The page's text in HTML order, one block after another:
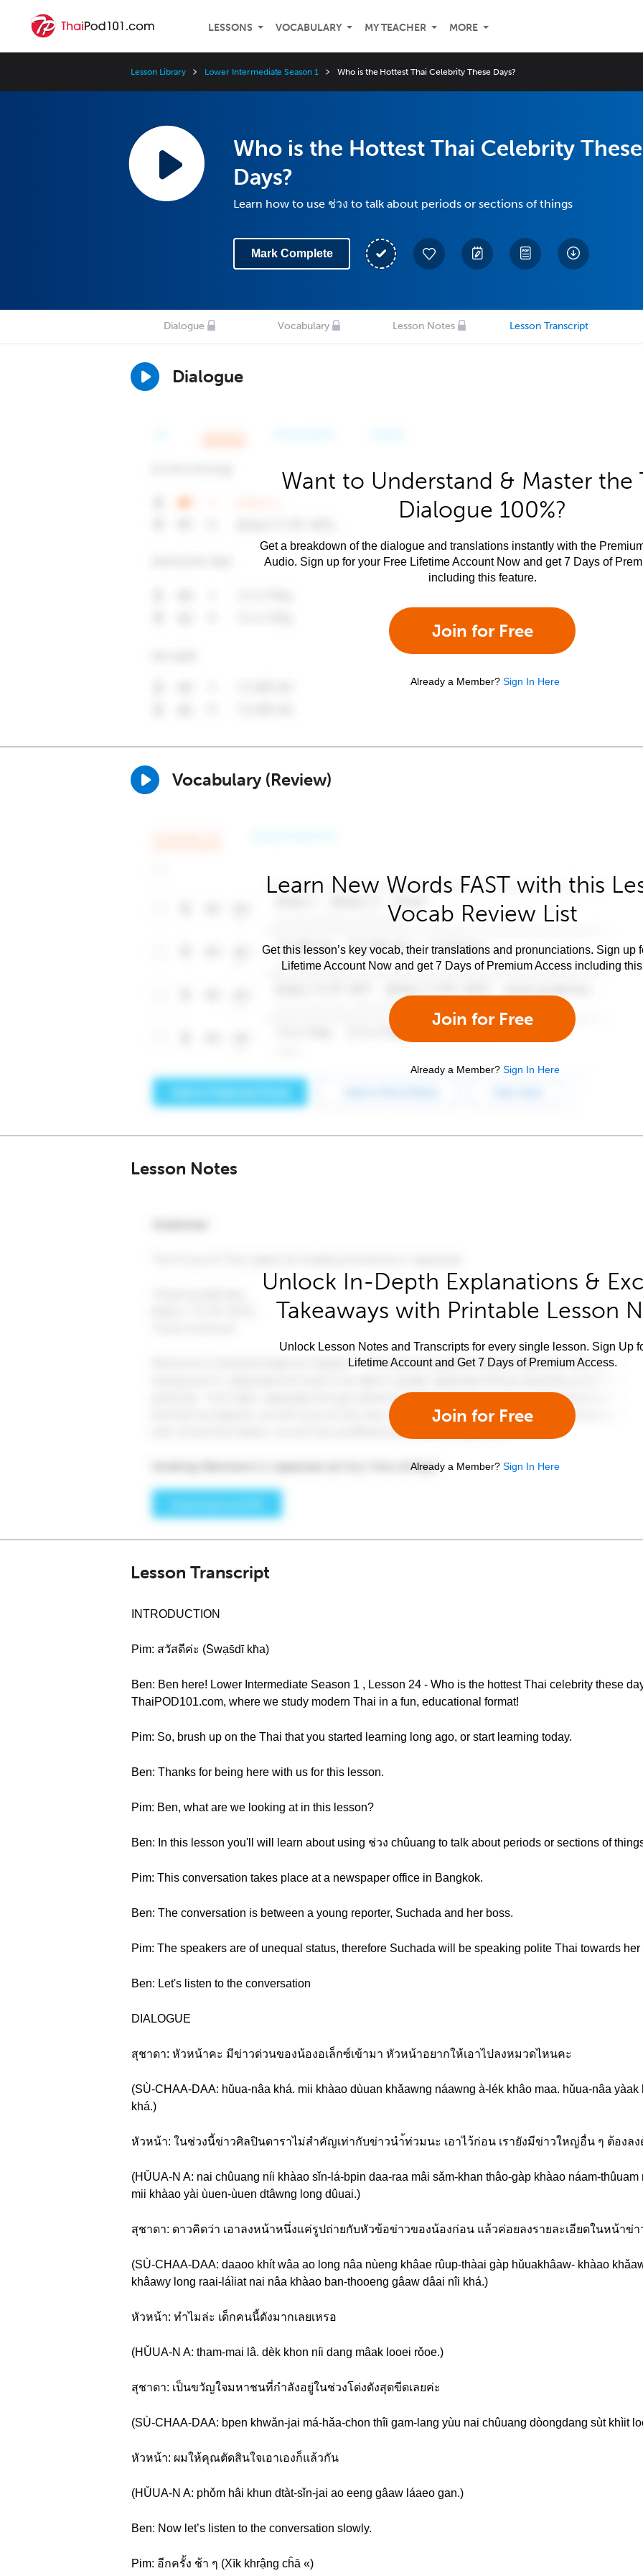
LESSONS VOCABULARY MY TEACHER MORE
Lesson Library Lower Intermediate Season 1 Who is the Hottest Thai Celebrity These Days?
Who is the Hottest Thai Celebrity These
Days?
Learn how to use ช่วง to talk about periods or sections of things
Mark Complete
Dialogue Vocabulary Lesson Notes Lesson Transcript
Dialogue
Want to Understand & Master the
Dialogue 100%?
Get a breakdown of the dialogue and translations instantly with the
Audio. Sign up for your Free Lifetime Account Now and get 7 Days of
including this feature.
Join for Free
Already a Member? Sign In Here
Vocabulary (Review)
Learn New Words FAST with this
Vocab Review List
Get this lesson’s key vocab, their translations and pronunciations. Sign up
Lifetime Account Now and get 7 Days of Premium Access including
Join for Free
Already a Member? Sign In Here
Lesson Notes
Unlock In-Depth Explanations &
Takeaways with Printable Lesson
Unlock Lesson Notes and Transcripts for every single lesson. Sign Up
Lifetime Account and Get 7 Days of Premium Access.
Join for Free
Already a Member? Sign In Here
Lesson Transcript
INTRODUCTION
Pim: สวัสดีค่ะ (S̄wạs̄dī kh̀a)
Ben: Ben here! Lower Intermediate Season 1 , Lesson 24 - Who is the hottest Thai celebrity these
ThaiPOD101.com, where we study modern Thai in a fun, educational format!
Pim: So, brush up on the Thai that you started learning long ago, or start learning today.
Ben: Thanks for being here with us for this lesson.
Pim: Ben, what are we looking at in this lesson?
Ben: In this lesson you'll will learn about using ช่วง chûuang to talk about periods or sections of
Pim: This conversation takes place at a newspaper office in Bangkok.
Ben: The conversation is between a young reporter, Suchada and her boss.
Pim: The speakers are of unequal status, therefore Suchada will be speaking polite Thai towards her
Ben: Let's listen to the conversation
DIALOGUE
สุชาดา: หัวหน้าคะ มีข่าวด่วนของน้องอเล็กซ์เข้ามา หัวหน้าอยากให้เอาไปลงหมวดไหนคะ
(SÙ-CHAA-DAA: hǔua-nâa khá. mii khàao dùuan khǎawng náawng à-lék khâo maa. hǔua-nâa
khá.)
หัวหน้า: ในช่วงนี้ข่าวศิลปินดาราไม่สำคัญเท่ากับข่าวนำ้ท่วมนะ เอาไว้ก่อน เรายังมีข่าวใหญ่อื่น ๆ ต้องลง
(HǓUA-N A: nai chûuang níi khàao sǐn-lá-bpin daa-raa mâi sǎm-khan thâo-gàp khàao náam-
mii khàao yài ùuen-ùuen dtâwng long dûuai.)
สุชาดา: ดาวคิดว่า เอาลงหน้าหนึ่งแค่รูปถ่ายกับหัวข้อข่าวของน้องก่อน แล้วค่อยลงรายละเอียดในหน้าข่า
(SÙ-CHAA-DAA: daaoo khít wâa ao long nâa nùeng khâae rûup-thàai gàp hǔuakhâaw- khàao
khâawy long raai-láìiat nai nâa khàao ban-thooeng gâaw dâai nîi khá.)
หัวหน้า: ทำไมล่ะ เด็กคนนี้ดังมากเลยเหรอ
(HǓUA-N A: tham-mai lâ. dèk khon níi dang mâak looei rǒoe.)
สุชาดา: เป็นขวัญใจมหาชนที่กำลังอยู่ในช่วงโด่งดังสุดขีดเลยค่ะ
(SÙ-CHAA-DAA: bpen khwǎn-jai má-hǎa-chon thîi gam-lang yùu nai chûuang dòongdang sùt khìit
หัวหน้า: ผมให้คุณตัดสินใจเอาเองก็แล้วกัน
(HǓUA-N A: phǒm hâi khun dtàt-sǐn-jai ao eeng gâaw láaeo gan.)
Ben: Now let’s listen to the conversation slowly.
Pim: อีกครั้ง ช้า ๆ (Xīk khrậng cĥā «)